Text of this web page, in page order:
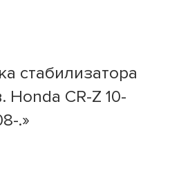
стабилизатора
Honda CR-Z 10-
.»